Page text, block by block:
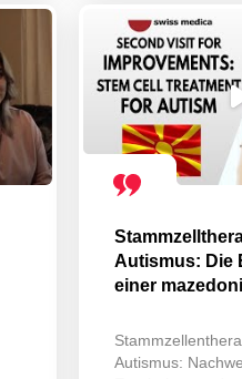
Autismus: Die
einer
Autismus: